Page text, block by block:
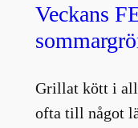
Veckans
Grillat kött i all
ofta till något